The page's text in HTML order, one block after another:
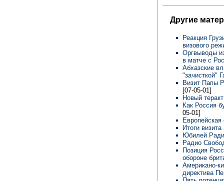
Другие
Реакция
визового
Оргвыводы
в матче с
Абхазские
"зачисткой"
Визит Папы
[07-05-01]
Новый
Как Россия
05-01]
Итоги
Юбилей
Радио
Позиция
обороне
Американо-
директива